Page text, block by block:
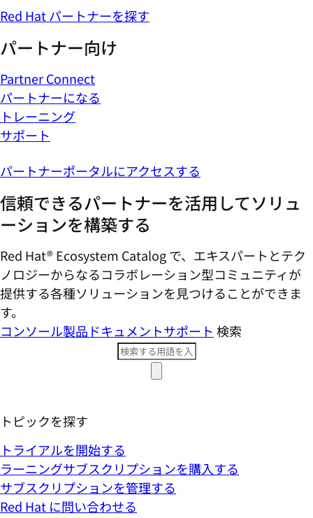
Red Hat パートナーを探す
パートナー向け
Partner Connect
パートナーになる
トレーニング
サポート
パートナーポータルにアクセスする
信頼できるパートナーを活用してソリュ
ーションを構築する
Red Hat® Ecosystem Catalog で、エキスパートとテク
ノロジーからなるコラボレーション型コミ​ュニティが
提供する各種ソリューションを見つけることができま
す。
コンソール製品ドキュメントサポート 検索
トピックを探す
トライアルを開始する
ラーニングサブスクリプションを購入する
サブスクリプションを管理する
Red Hat に問い合わせる